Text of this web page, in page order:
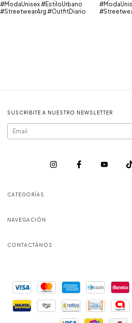
SUSCRIBITE A NUESTRO NEWSLETTER
CATEGORÍAS
NAVEGACIÓN
CONTACTÁNOS